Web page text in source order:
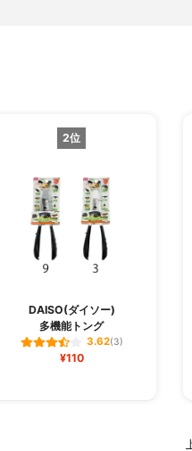
2位
DAISO(ダイソー)
多機能トング
3.62(3)
¥110